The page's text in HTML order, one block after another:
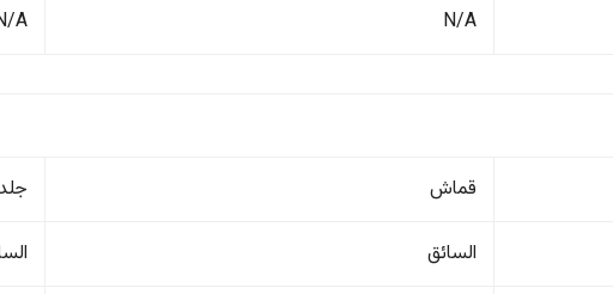
N/A
A
قماش
السائق